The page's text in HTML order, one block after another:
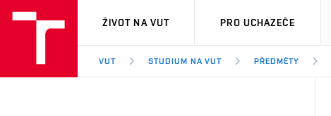
VUT
ŽIVOT NA VUT PRO UCHAZEČE
VUT STUDIUM NA VUT PŘEDMĚTY